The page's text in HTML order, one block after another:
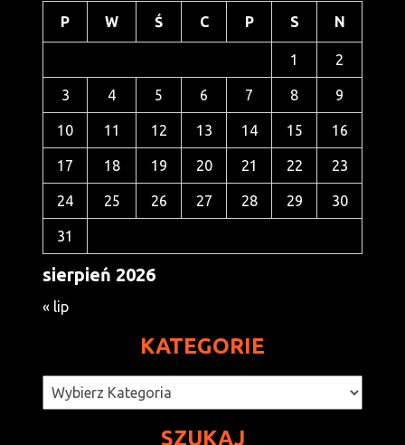
sierpień 2026
P W Ś C P S N
1 2
3 4 5 6 7 8 9
10 11 12 13 14 15 16
17 18 19 20 21 22 23
24 25 26 27 28 29 30
31
« lip
KATEGORIE
Kategorie
SZUKAJ